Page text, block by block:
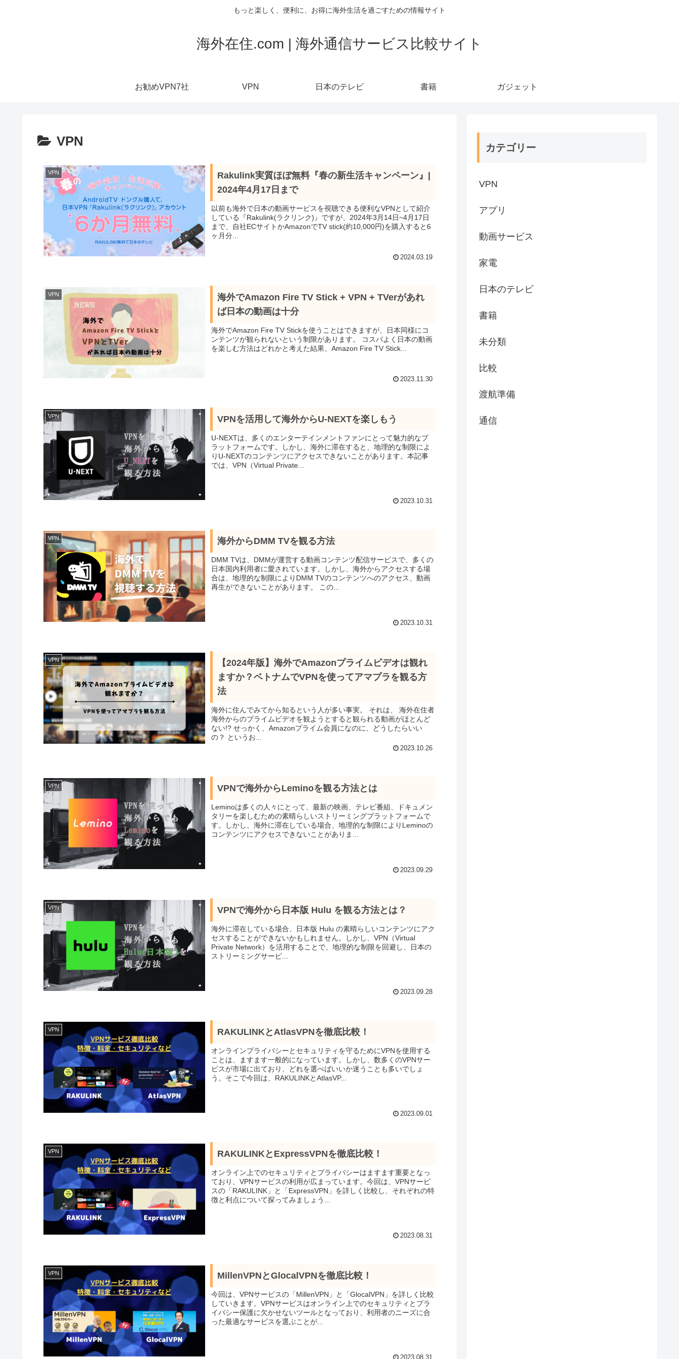
もっと楽しく、便利に、お得に海外生活を過ごすための情報サイト
海外在住.com | 海外通信サービス比較サイト
お勧めVPN7社 VPN 日本のテレビ 書籍 ガジェット
VPN
VPN
Rakulink実質ほぼ無料『春の新生活キャンペーン』|
2024年4月17日まで
以前も海外で日本の動画サービスを視聴できる便利なVPNとして紹介
している『Rakulink(ラクリンク)』ですが、2024年3月14日~4月17日
まで、自社ECサイトかAmazonでTV stick(約10,000円)を購入すると6
ヶ月分...
2024.03.19
VPN
海外でAmazon Fire TV Stick + VPN + TVerがあれ
ば日本の動画は十分
海外でAmazon Fire TV Stickを使うことはできますが、日本同様にコ
ンテンツが観られないという制限があります。 コスパよく日本の動画
を楽しむ方法はどれかと考えた結果、Amazon Fire TV Stick...
2023.11.30
VPN VPNを活用して海外からU-NEXTを楽しもう
U-NEXTは、多くのエンターテインメントファンにとって魅力的なプ
ラットフォームです。しかし、海外に滞在すると、地理的な制限によ
りU-NEXTのコンテンツにアクセスできないことがあります。本記事
では、VPN（Virtual Private...
2023.10.31
VPN 海外からDMM TVを観る方法
DMM TVは、DMMが運営する動画コンテンツ配信サービスで、多くの
日本国内利用者に愛されています。しかし、海外からアクセスする場
合は、地理的な制限によりDMM TVのコンテンツへのアクセス、動画
再生ができないことがあります。 この...
2023.10.31
VPN
【2024年版】海外でAmazonプライムビデオは観れ
ますか？ベトナムでVPNを使ってアマプラを観る方
法
海外に住んでみてから知るという人が多い事実。 それは、 海外在住者
海外からのプライムビデオを観ようとすると観られる動画がほとんど
ない!? せっかく、Amazonプライム会員になのに、どうしたらいい
の？ というお...
2023.10.26
VPN VPNで海外からLeminoを観る方法とは
Leminoは多くの人々にとって、最新の映画、テレビ番組、ドキュメン
タリーを楽しむための素晴らしいストリーミングプラットフォームで
す。しかし、海外に滞在している場合、地理的な制限によりLeminoの
コンテンツにアクセスできないことがありま...
2023.09.29
VPN VPNで海外から日本版 Hulu を観る方法とは？
海外に滞在している場合、日本版 Hulu の素晴らしいコンテンツにアク
セスすることができないかもしれません。しかし、VPN（Virtual
Private Network）を活用することで、地理的な制限を回避し、日本の
ストリーミングサービ...
2023.09.28
VPN RAKULINKとAtlasVPNを徹底比較！
オンラインプライバシーとセキュリティを守るためにVPNを使用する
ことは、ますます一般的になっています。しかし、数多くのVPNサー
ビスが市場に出ており、どれを選べばいいか迷うことも多いでしょ
う。そこで今回は、RAKULINKとAtlasVP...
2023.09.01
VPN RAKULINKとExpressVPNを徹底比較！
オンライン上でのセキュリティとプライバシーはますます重要となっ
ており、VPNサービスの利用が広まっています。今回は、VPNサービ
スの「RAKULINK」と「ExpressVPN」を詳しく比較し、それぞれの特
徴と利点について探ってみましょう...
2023.08.31
VPN MillenVPNとGlocalVPNを徹底比較！
今回は、VPNサービスの「MillenVPN」と「GlocalVPN」を詳しく比較
していきます。VPNサービスはオンライン上でのセキュリティとプラ
イバシー保護に欠かせないツールとなっており、利用者のニーズに合
った最適なサービスを選ぶことが...
カテゴリー
VPN
アプリ
動画サービス
家電
日本のテレビ
書籍
未分類
比較
渡航準備
通信